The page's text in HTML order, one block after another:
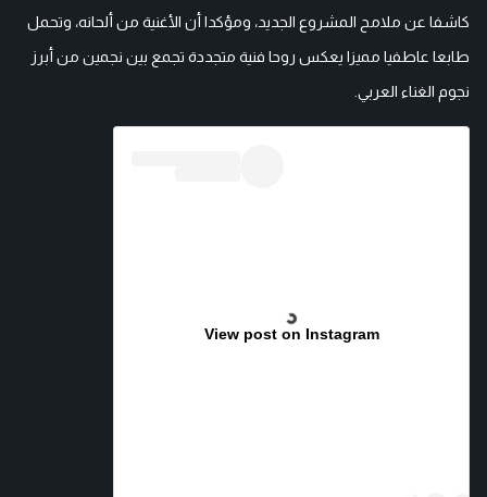
كاشفا عن ملامح المشروع الجديد، ومؤكدا أن الأغنية من ألحانه، وتحمل
طابعا عاطفيا مميزا يعكس روحا فنية متجددة تجمع بين نجمين من أبرز
نجوم الغناء العربي.
View post on Instagram